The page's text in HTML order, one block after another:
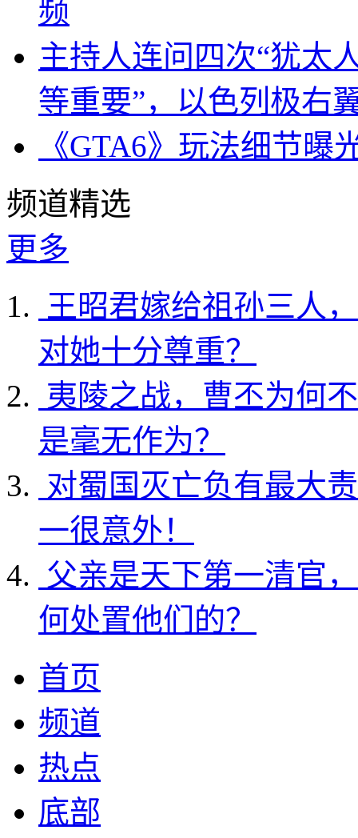
频
主持人连问四次“犹太
等重要”，以色列极右
《GTA6》玩法细节
频道精选
更多
王昭君嫁给祖孙三人
对她十分尊重？
夷陵之战，曹丕为何
是毫无作为？
对蜀国灭亡负有最大
一很意外！
父亲是天下第一清官
何处置他们的？
首页
频道
热点
底部